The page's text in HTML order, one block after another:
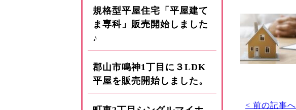
< 前の記事へ
規格型平屋住宅「平屋建て
ま専科」販売開始しました
♪
郡山市鳴神1丁目に３LDK
平屋を販売開始しました。